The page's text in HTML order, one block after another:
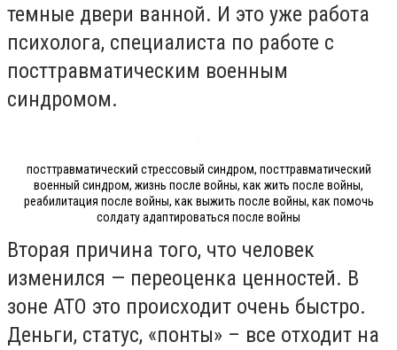
темные двери ванной. И это уже работа
психолога, специалиста по работе с
посттравматическим военным
синдромом.
посттравматический стрессовый синдром, посттравматический
военный синдром, жизнь после войны, как жить после войны,
реабилитация после войны, как выжить после войны, как помочь
солдату адаптироваться после войны
Вторая причина того, что человек
изменился — переоценка ценностей. В
зоне АТО это происходит очень быстро.
Деньги, статус, «понты» – все отходит на